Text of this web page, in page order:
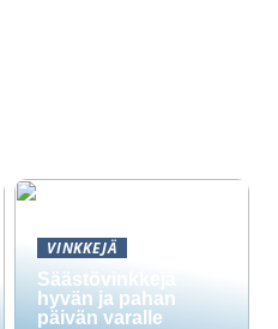
VINKKEJÄ
Säästövinkkejä
hyvän ja pahan
päivän varalle